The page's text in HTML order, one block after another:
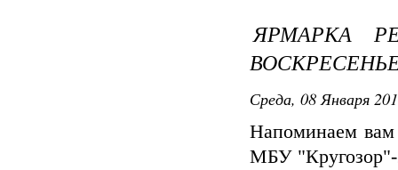
ЯРМАРКА
Среда, 08 Января
Напоминаем
МБУ "Кругозор"-